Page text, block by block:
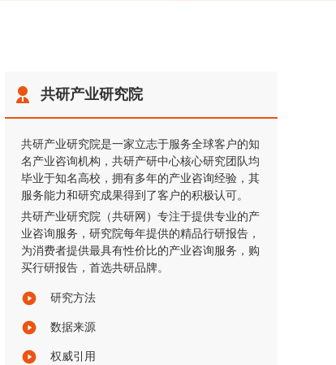
共研产业研究院
共研产业研究院是一家立志于服务全球客户的知
名产业咨询机构，共研产研中心核心研究团队均
毕业于知名高校，拥有多年的产业咨询经验，其
服务能力和研究成果得到了客户的积极认可。
共研产业研究院（共研网）专注于提供专业的产
业咨询服务，研究院每年提供的精品行研报告，
为消费者提供最具有性价比的产业咨询服务，购
买行研报告，首选共研品牌。
研究方法
数据来源
权威引用